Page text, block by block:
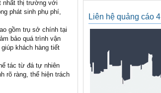
nhất thị trường với
phát sinh phụ phí,
gồm trụ sở chính tại
bảo quá trình vận
khách hàng tiết
tác từ đá tự nhiên
rõ ràng, thể hiện trách
Liên hệ quảng cáo 4